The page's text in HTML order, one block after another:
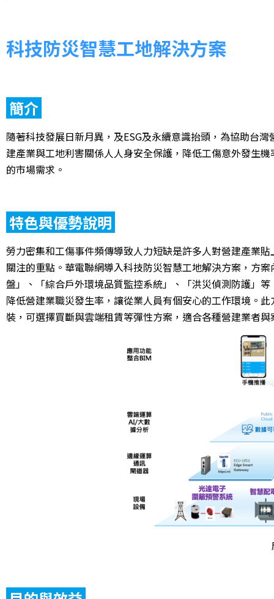
科技防災智慧工地解決方案
簡介
隨著科技發展日新月異，及ESG及永續意識抬頭，為協助台
建產業與工地利害關係人人身安全保護，降低工傷意外發生
的市場需求。
特色與優勢說明
勞力密集和工傷事件頻傳導致人力短缺是許多人對營建產業
關注的重點。華電聯網導入科技防災智慧工地解決方案，方
盤」、「綜合戶外環境品質監控系統」、「洪災偵測防護」
降低營建業職災發生率，讓從業人員有個安心的工作環境。
裝，可選擇買斷與雲端租賃等彈性方案，適合各種營建業者與